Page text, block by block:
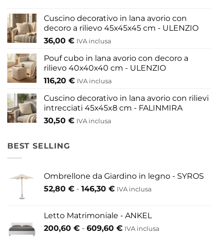
Cuscino decorativo in lana avorio con
decoro a rilievo 45x45x45 cm - ULENZIO
36,00 € IVA inclusa
Pouf cubo in lana avorio con decoro a
rilievo 40x40x40 cm - ULENZIO
116,20 € IVA inclusa
Cuscino decorativo in lana avorio con rilievi
intrecciati 45x45x8 cm - FALINMIRA
30,50 € IVA inclusa
BEST SELLING
Ombrellone da Giardino in legno - SYROS
52,80 € - 146,30 €Fascia
da
52,80 €
IVA inclusa
Letto Matrimoniale - ANKEL
200,60 € - 609,60 €Fascia
IVA inclusa